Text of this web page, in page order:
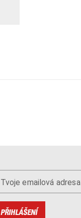
Tvoje emailová adresa
PŘIHLÁŠENÍ